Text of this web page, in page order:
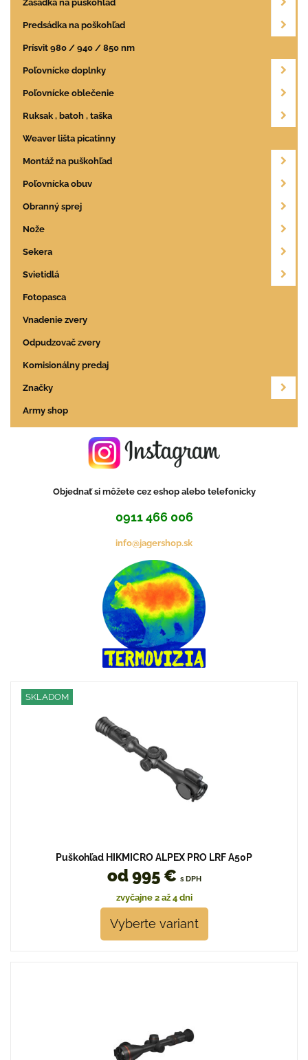
Zasádka na puškohľad
Predsádka na poškohľad
Prísvit 980 / 940 / 850 nm
Poľovnícke doplnky
Poľovnícke oblečenie
Ruksak , batoh , taška
Weaver lišta picatinny
Montáž na puškohľad
Poľovnícka obuv
Obranný sprej
Nože
Sekera
Svietidlá
Fotopasca
Vnadenie zvery
Odpudzovač zvery
Komisionálny predaj
Značky
Army shop
Objednať si môžete cez eshop alebo telefonicky
0911 466 006
info@jagershop.sk
SKLADOM
Puškohľad HIKMICRO ALPEX PRO LRF A50P
od 995 € s DPH
zvyčajne 2 až 4 dni
Vyberte variant